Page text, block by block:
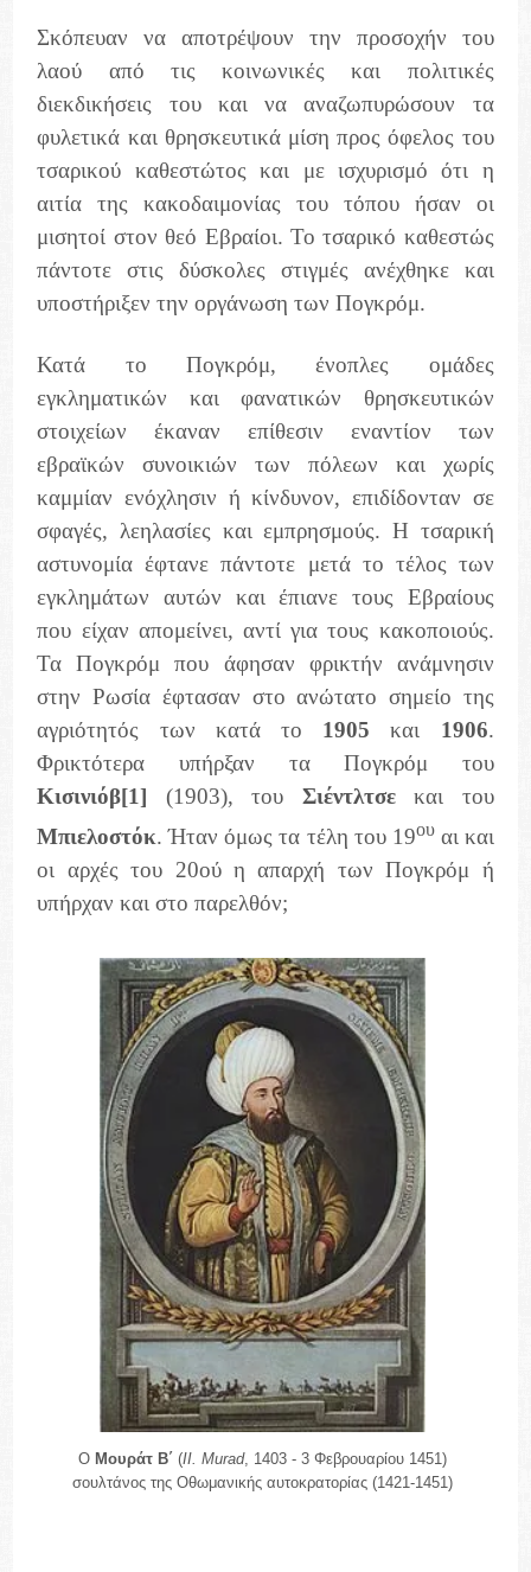
Σκόπευαν να αποτρέψουν την προσοχήν του
λαού από τις κοινωνικές και πολιτικές
διεκδικήσεις του και να αναζωπυρώσουν τα
φυλετικά και θρησκευτικά μίση προς όφελος του
τσαρικού καθεστώτος και με ισχυρισμό ότι η
αιτία της κακοδαιμονίας του τόπου ήσαν οι
μισητοί στον θεό Εβραίοι. Το τσαρικό καθεστώς
πάντοτε στις δύσκολες στιγμές ανέχθηκε και
υποστήριξεν την οργάνωση των Πογκρόμ.
Κατά το Πογκρόμ, ένοπλες ομάδες
εγκληματικών και φανατικών θρησκευτικών
στοιχείων έκαναν επίθεσιν εναντίον των
εβραϊκών συνοικιών των πόλεων και χωρίς
καμμίαν ενόχλησιν ή κίνδυνον, επιδίδονταν σε
σφαγές, λεηλασίες και εμπρησμούς. Η τσαρική
αστυνομία έφτανε πάντοτε μετά το τέλος των
εγκλημάτων αυτών και έπιανε τους Εβραίους
που είχαν απομείνει, αντί για τους κακοποιούς.
Τα Πογκρόμ που άφησαν φρικτήν ανάμνησιν
στην Ρωσία έφτασαν στο ανώτατο σημείο της
αγριότητός των κατά το 1905 και 1906.
Φρικτότερα υπήρξαν τα Πογκρόμ του
Κισινιόβ[1] (1903), του Σιέντλτσεκαι του
Μπιελοστόκ. Ήταν όμως τα τέλη του 19ουαι και
οι αρχές του 20ού η απαρχή των Πογκρόμ ή
υπήρχαν και στο παρελθόν;
Ο Μουράτ Β΄ (II. Murad, 1403 - 3 Φεβρουαρίου 1451)
σουλτάνος της Οθωμανικής αυτοκρατορίας (1421-1451)